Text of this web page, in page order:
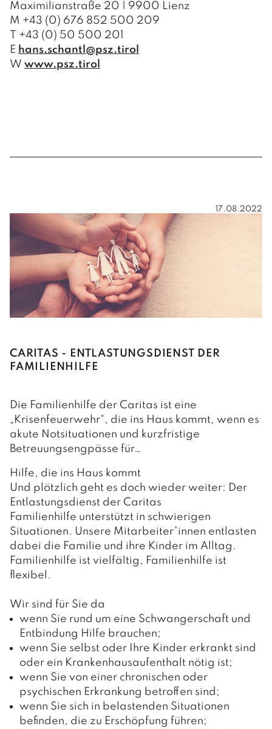
Maximilianstraße 20 | 9900 Lienz
M +43 (0) 676 852 500 209
T +43 (0) 50 500 201
E hans.schantl@psz.tirol
W www.psz.tirol
CARITAS - ENTLASTUNGSDIENST DER
FAMILIENHILFE
Die Familienhilfe der Caritas ist eine
„Krisenfeuerwehr“, die ins Haus kommt, wenn es
akute Notsituationen und kurzfristige
Betreuungsengpässe für…
Hilfe, die ins Haus kommt
Und plötzlich geht es doch wieder weiter: Der
Entlastungsdienst der Caritas
Familienhilfe unterstützt in schwierigen
Situationen. Unsere Mitarbeiter*innen entlasten
dabei die Familie und ihre Kinder im Alltag.
Familienhilfe ist vielfältig, Familienhilfe ist
flexibel.
Wir sind für Sie da
wenn Sie rund um eine Schwangerschaft und
Entbindung Hilfe brauchen;
wenn Sie selbst oder Ihre Kinder erkrankt sind
oder ein Krankenhausaufenthalt nötig ist;
wenn Sie von einer chronischen oder
psychischen Erkrankung betroffen sind;
wenn Sie sich in belastenden Situationen
befinden, die zu Erschöpfung führen;
17.08.2022